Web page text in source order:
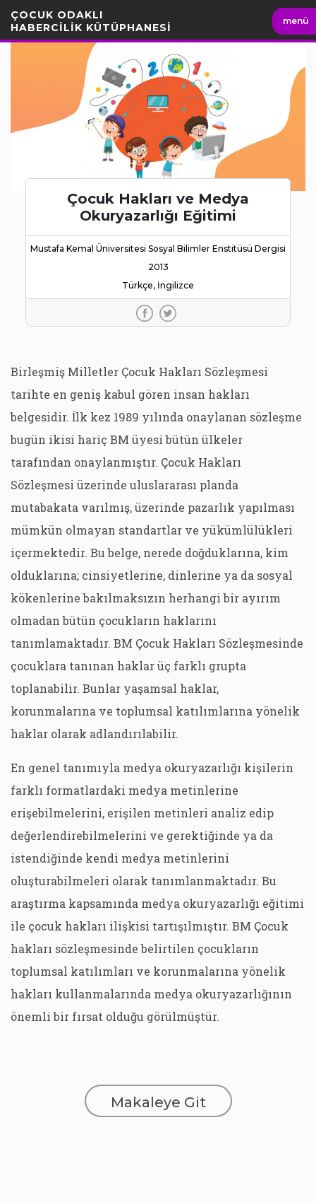
Geç
ÇOCUK ODAKLI
HABERCİLİK KÜTÜPHANESİ
menü
Çocuk Hakları ve Medya
Okuryazarlığı Eğitimi
Mustafa Kemal Üniversitesi Sosyal Bilimler Enstitüsü Dergisi
2013
Türkçe, İngilizce
Birleşmiş Milletler Çocuk Hakları Sözleşmesi
tarihte en geniş kabul gören insan hakları
belgesidir. İlk kez 1989 yılında onaylanan sözleşme
bugün ikisi hariç BM üyesi bütün ülkeler
tarafından onaylanmıştır. Çocuk Hakları
Sözleşmesi üzerinde uluslararası planda
mutabakata varılmış, üzerinde pazarlık yapılması
mümkün olmayan standartlar ve yükümlülükleri
içermektedir. Bu belge, nerede doğduklarına, kim
olduklarına; cinsiyetlerine, dinlerine ya da sosyal
kökenlerine bakılmaksızın herhangi bir ayırım
olmadan bütün çocukların haklarını
tanımlamaktadır. BM Çocuk Hakları Sözleşmesinde
çocuklara tanınan haklar üç farklı grupta
toplanabilir. Bunlar yaşamsal haklar,
korunmalarına ve toplumsal katılımlarına yönelik
haklar olarak adlandırılabilir.
En genel tanımıyla medya okuryazarlığı kişilerin
farklı formatlardaki medya metinlerine
erişebilmelerini, erişilen metinleri analiz edip
değerlendirebilmelerini ve gerektiğinde ya da
istendiğinde kendi medya metinlerini
oluşturabilmeleri olarak tanımlanmaktadır. Bu
araştırma kapsamında medya okuryazarlığı eğitimi
ile çocuk hakları ilişkisi tartışılmıştır. BM Çocuk
hakları sözleşmesinde belirtilen çocukların
toplumsal katılımları ve korunmalarına yönelik
hakları kullanmalarında medya okuryazarlığının
önemli bir fırsat olduğu görülmüştür.
Makaleye Git